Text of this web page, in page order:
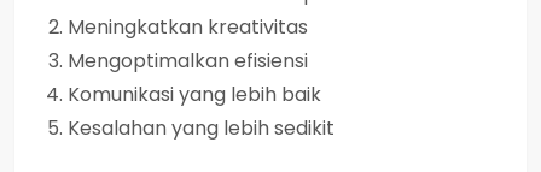
Meningkatkan kreativitas
Mengoptimalkan efisiensi
Komunikasi yang lebih baik
Kesalahan yang lebih sedikit